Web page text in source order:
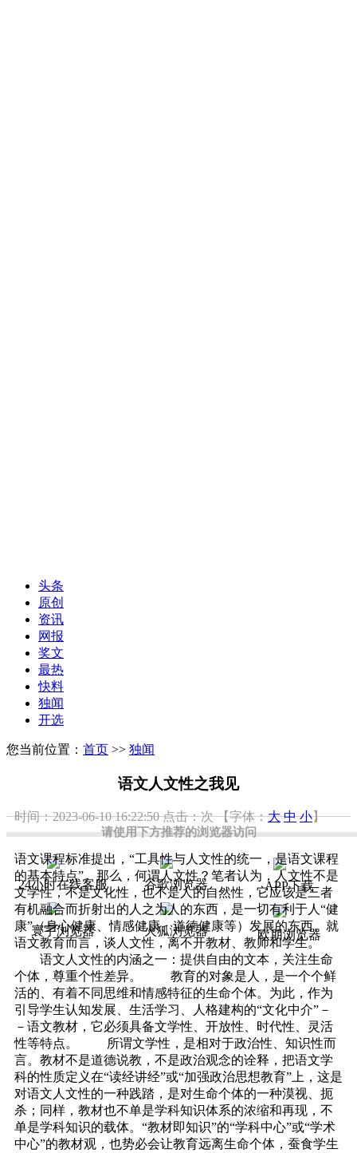
请使用下方推荐的浏览器访问
24小时在线客服 谷歌浏览器 APP下载
寰宇浏览器 火狐浏览器 欧朋浏览器
头条
原创
资讯
网报
奖文
最热
快料
独闻
开选
您当前位置： 首页 >> 独闻
语文人文性之我见
时间：2023-06-10 16:22:50点击：次 【字体：大 中 小】
语文课程标准提出，“工具性与人文性的统一，是语文课程
的基本特点”。那么，何谓人文性？笔者认为，人文性不是
文学性，不是文化性，也不是人的自然性，它应该是三者
有机融合而折射出的人之为人的东西，是一切有利于人“健
康”（身心健康、情感健康、道德健康等）发展的东西。就
语文教育而言，谈人文性，离不开教材、教师和学生。
语文人文性的内涵之一：提供自由的文本，关注生命
个体，尊重个性差异。 教育的对象是人，是一个个鲜
活的、有着不同思维和情感特征的生命个体。为此，作为
引导学生认知发展、生活学习、人格建构的“文化中介”－
－语文教材，它必须具备文学性、开放性、时代性、灵活
性等特点。 所谓文学性，是相对于政治性、知识性而
言。教材不是道德说教，不是政治观念的诠释，把语文学
科的性质定义在“读经讲经”或“加强政治思想教育”上，这是
对语文人文性的一种践踏，是对生命个体的一种漠视、扼
杀；同样，教材也不单是学科知识体系的浓缩和再现，不
单是学科知识的载体。“教材即知识”的“学科中心”或“学术
中心”的教材观，也势必会让教育远离生命个体，蚕食学生